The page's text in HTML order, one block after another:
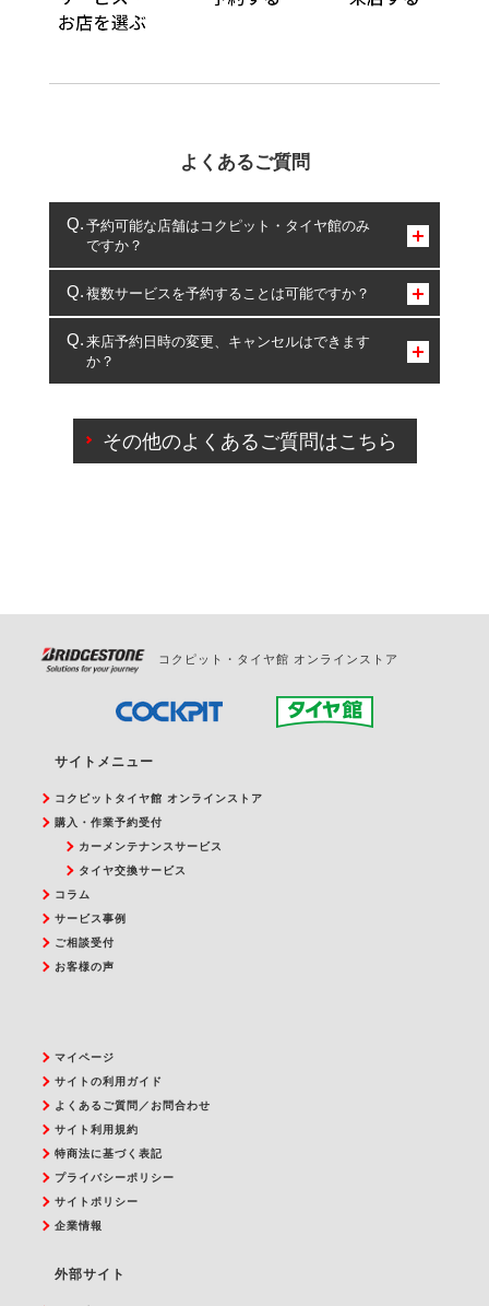
よくあるご質問
予約可能な店舗はコクピット・タイヤ館のみ
ですか？
コクピット・タイヤ館のみとなります。
複数サービスを予約することは可能ですか？
複数サービスのご予約は可能です。
一部の商品・サービスの組み合わせに限り、同時にご予約が
出来ないものもございます。
来店予約日時の変更、キャンセルはできます
か？
ご来店予約日の3営業日前を過ぎている場合のご予約
の日時変更につきましては、直接ご予約の店舗まで
その他のよくあるご質問はこちら
コクピット・タイヤ館 オンラインストア
サイトメニュー
コクピットタイヤ館 オンラインストア
購入・作業予約受付
カーメンテナンスサービス
タイヤ交換サービス
コラム
サービス事例
ご相談受付
お客様の声
マイページ
サイトの利用ガイド
よくあるご質問／お問合わせ
サイト利用規約
特商法に基づく表記
プライバシーポリシー
サイトポリシー
企業情報
外部サイト